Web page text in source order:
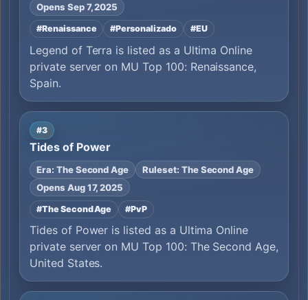
Opens Sep 7, 2025
#Renaissance #Personalizado #EU
Legend of Terra is listed as a Ultima Online
private server on MU Top 100: Renaissance,
Spain.
#3
Tides of Power
Era: The Second Age
Ruleset: The Second Age
Opens Aug 17, 2025
#The Second Age #PvP
Tides of Power is listed as a Ultima Online
private server on MU Top 100: The Second Age,
United States.